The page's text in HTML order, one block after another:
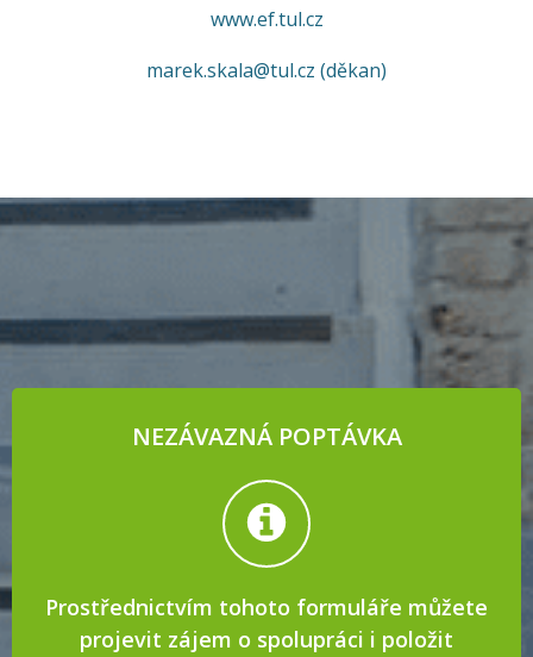
www.ef.tul.cz
marek.skala@tul.cz (děkan)
NEZÁVAZNÁ POPTÁVKA
Prostřednictvím tohoto formuláře můžete
projevit zájem o spolupráci i položit